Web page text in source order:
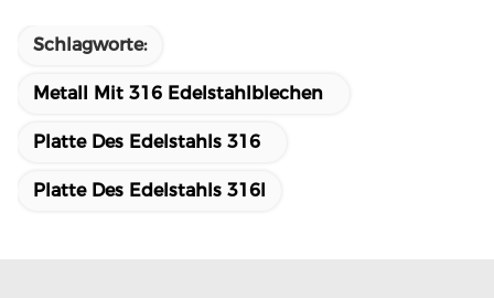
Schlagworte:
Metall Mit 316 Edelstahlblechen
Platte Des Edelstahls 316
Platte Des Edelstahls 316l